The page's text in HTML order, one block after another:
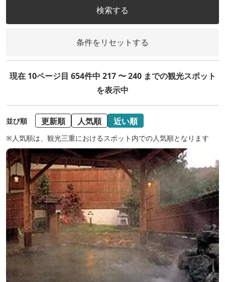
検索する
条件をリセットする
現在 10ページ目 654件中 217 〜 240 までの観光スポット
を表示中
並び順 更新順 人気順 近い順
※人気順は、観光三重におけるスポット内での人気順となります